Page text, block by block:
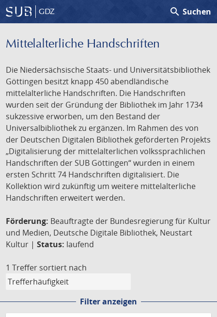
GDZ search Suchen
Mittelalterliche Handschriften
Die Niedersächsische Staats- und Universitätsbibliothek
Göttingen besitzt knapp 450 abendländische
mittelalterliche Handschriften. Die Handschriften
wurden seit der Gründung der Bibliothek im Jahr 1734
sukzessive erworben, um den Bestand der
Universalbibliothek zu ergänzen. Im Rahmen des von
der Deutschen Digitalen Bibliothek geförderten Projekts
„Digitalisierung der mittelalterlichen volkssprachlichen
Handschriften der SUB Göttingen“ wurden in einem
ersten Schritt 74 Handschriften digitalisiert. Die
Kollektion wird zukünftig um weitere mittelalterliche
Handschriften erweitert werden.
Förderung: Beauftragte der Bundesregierung für Kultur
und Medien, Deutsche Digitale Bibliothek, Neustart
Kultur | Status: laufend
1 Treffer sortiert nach
Filter anzeigen